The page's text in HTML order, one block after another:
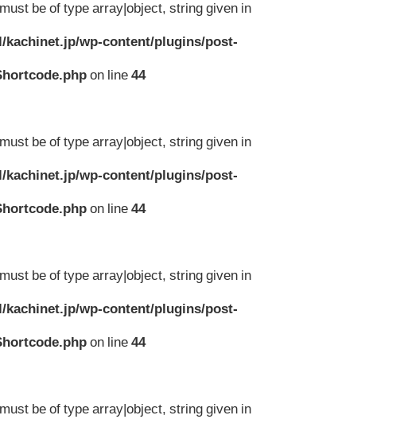
be of type array|object, string given in
kachinet.jp/wp-content/plugins/post-
on line44
be of type array|object, string given in
kachinet.jp/wp-content/plugins/post-
on line44
be of type array|object, string given in
kachinet.jp/wp-content/plugins/post-
on line44
be of type array|object, string given in